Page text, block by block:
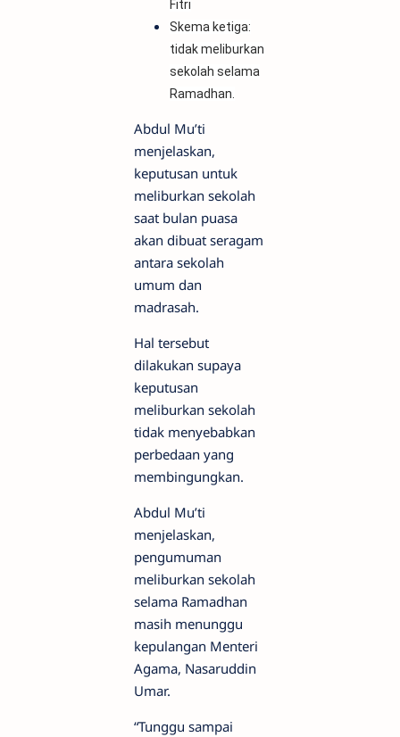
Fitri
Skema ketiga:
tidak meliburkan
sekolah selama
Ramadhan.
Abdul Mu’ti
menjelaskan,
keputusan untuk
meliburkan sekolah
saat bulan puasa
akan dibuat seragam
antara sekolah
umum dan
madrasah.
Hal tersebut
dilakukan supaya
keputusan
meliburkan sekolah
tidak menyebabkan
perbedaan yang
membingungkan.
Abdul Mu’ti
menjelaskan,
pengumuman
meliburkan sekolah
selama Ramadhan
masih menunggu
kepulangan Menteri
Agama, Nasaruddin
Umar.
“Tunggu sampai